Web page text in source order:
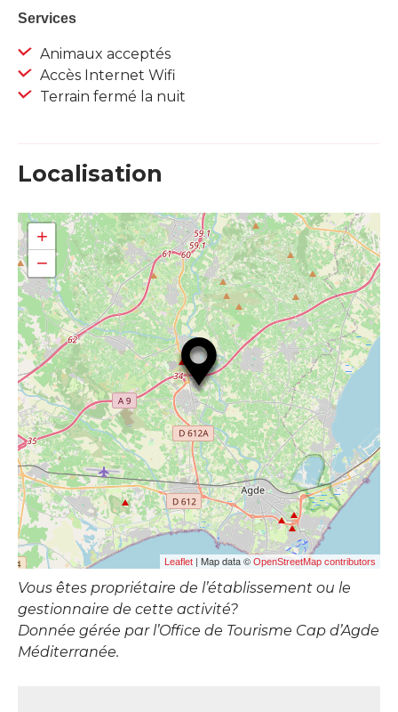
Services
Animaux acceptés
Accès Internet Wifi
Terrain fermé la nuit
Localisation
+
−
Leaflet | Map data © OpenStreetMap contributors
Vous êtes propriétaire de l’établissement ou le
gestionnaire de cette activité?
Donnée gérée par l’Office de Tourisme Cap d’Agde
Méditerranée.